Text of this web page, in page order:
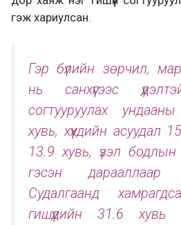
гэж хариулсан.
Гэр бүлийн зөрчил,
нь санхүүгээс
согтууруулах
хувь, хүүхдийн асуудал
13.9 хувь, үзэл
гэсэн дарааллаар
Судалгаанд
гишүүдийн 31.6